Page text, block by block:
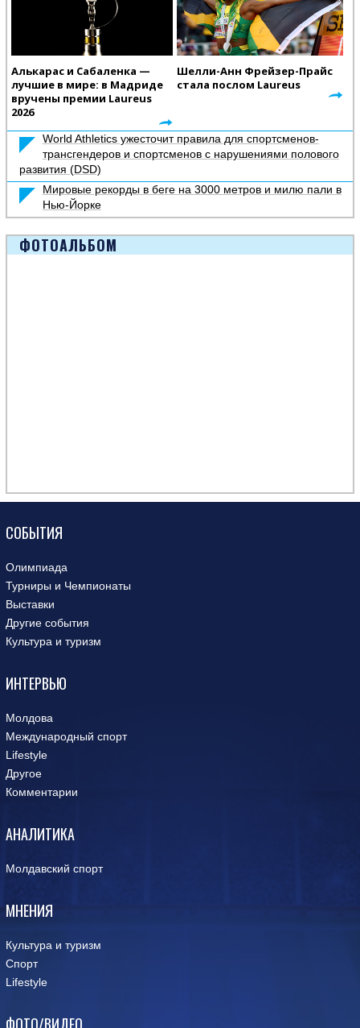
Алькарас и Сабаленка —
лучшие в мире: в Мадриде
вручены премии Laureus
2026
Шелли-Анн Фрейзер-Прайс
стала послом Laureus
World Athletics ужесточит правила для спортсменов-
трансгендеров и спортсменов с нарушениями полового
развития (DSD)
Мировые рекорды в беге на 3000 метров и милю пали в
Нью-Йорке
ФОТОАЛЬБОМ
СОБЫТИЯ
Олимпиада
Турниры и Чемпионаты
Выставки
Другие события
Культура и туризм
ИНТЕРВЬЮ
Молдова
Международный спорт
Lifestyle
Другое
Комментарии
АНАЛИТИКА
Молдавский спорт
МНЕНИЯ
Культура и туризм
Спорт
Lifestyle